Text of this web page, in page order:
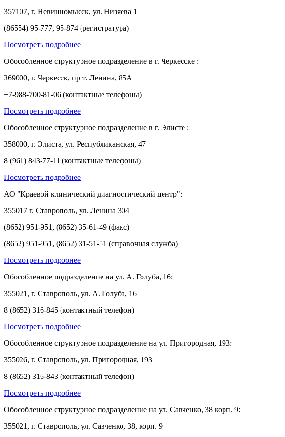
357107, г. Невинномысск, ул. Низяева 1
(86554) 95-777, 95-874 (регистратура)
Посмотреть подробнее
Обособленное структурное подразделение в г. Черкесске :
369000, г. Черкесск, пр-т. Ленина, 85А
+7-988-700-81-06 (контактные телефоны)
Посмотреть подробнее
Обособленное структурное подразделение в г. Элисте :
358000, г. Элиста, ул. Республиканская, 47
8 (961) 843-77-11 (контактные телефоны)
Посмотреть подробнее
АО "Краевой клинический диагностический центр":
355017 г. Ставрополь, ул. Ленина 304
(8652) 951-951, (8652) 35-61-49 (факс)
(8652) 951-951, (8652) 31-51-51 (справочная служба)
Посмотреть подробнее
Обособленное подразделение на ул. А. Голуба, 16:
355021, г. Ставрополь, ул. А. Голуба, 16
8 (8652) 316-845 (контактный телефон)
Посмотреть подробнее
Обособленное структурное подразделение на ул. Пригородная, 193:
355026, г. Ставрополь, ул. Пригородная, 193
8 (8652) 316-843 (контактный телефон)
Посмотреть подробнее
Обособленное структурное подразделение на ул. Савченко, 38 корп. 9:
355021, г. Ставрополь, ул. Савченко, 38, корп. 9